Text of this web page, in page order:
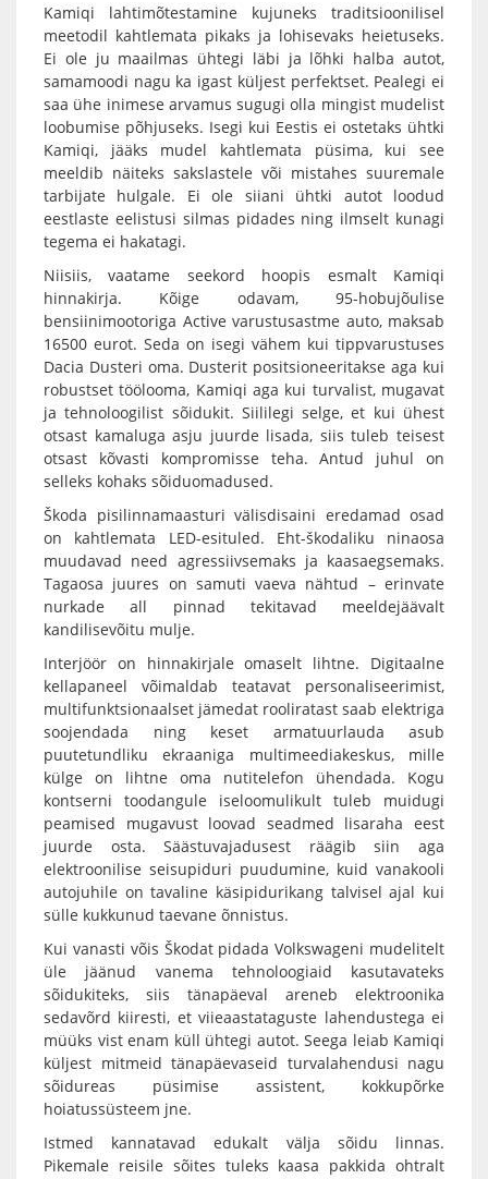
Kamiqi lahtimõtestamine kujuneks traditsioonilisel
meetodil kahtlemata pikaks ja lohisevaks heietuseks.
Ei ole ju maailmas ühtegi läbi ja lõhki halba autot,
samamoodi nagu ka igast küljest perfektset. Pealegi ei
saa ühe inimese arvamus sugugi olla mingist mudelist
loobumise põhjuseks. Isegi kui Eestis ei ostetaks ühtki
Kamiqi, jääks mudel kahtlemata püsima, kui see
meeldib näiteks sakslastele või mistahes suuremale
tarbijate hulgale. Ei ole siiani ühtki autot loodud
eestlaste eelistusi silmas pidades ning ilmselt kunagi
tegema ei hakatagi.
Niisiis, vaatame seekord hoopis esmalt Kamiqi
hinnakirja. Kõige odavam, 95-hobujõulise
bensiinimootoriga Active varustusastme auto, maksab
16500 eurot. Seda on isegi vähem kui tippvarustuses
Dacia Dusteri oma. Dusterit positsioneeritakse aga kui
robustset töölooma, Kamiqi aga kui turvalist, mugavat
ja tehnoloogilist sõidukit. Siililegi selge, et kui ühest
otsast kamaluga asju juurde lisada, siis tuleb teisest
otsast kõvasti kompromisse teha. Antud juhul on
selleks kohaks sõiduomadused.
Škoda pisilinnamaasturi välisdisaini eredamad osad
on kahtlemata LED-esituled. Eht-škodaliku ninaosa
muudavad need agressiivsemaks ja kaasaegsemaks.
Tagaosa juures on samuti vaeva nähtud – erinvate
nurkade all pinnad tekitavad meeldejäävalt
kandilisevõitu mulje.
Interjöör on hinnakirjale omaselt lihtne. Digitaalne
kellapaneel võimaldab teatavat personaliseerimist,
multifunktsionaalset jämedat rooliratast saab elektriga
soojendada ning keset armatuurlauda asub
puutetundliku ekraaniga multimeediakeskus, mille
külge on lihtne oma nutitelefon ühendada. Kogu
kontserni toodangule iseloomulikult tuleb muidugi
peamised mugavust loovad seadmed lisaraha eest
juurde osta. Säästuvajadusest räägib siin aga
elektroonilise seisupiduri puudumine, kuid vanakooli
autojuhile on tavaline käsipidurikang talvisel ajal kui
sülle kukkunud taevane õnnistus.
Kui vanasti võis Škodat pidada Volkswageni mudelitelt
üle jäänud vanema tehnoloogiaid kasutavateks
sõidukiteks, siis tänapäeval areneb elektroonika
sedavõrd kiiresti, et viieaastataguste lahendustega ei
müüks vist enam küll ühtegi autot. Seega leiab Kamiqi
küljest mitmeid tänapäevaseid turvalahendusi nagu
sõidureas püsimise assistent, kokkupõrke
hoiatussüsteem jne.
Istmed kannatavad edukalt välja sõidu linnas.
Pikemale reisile sõites tuleks kaasa pakkida ohtralt